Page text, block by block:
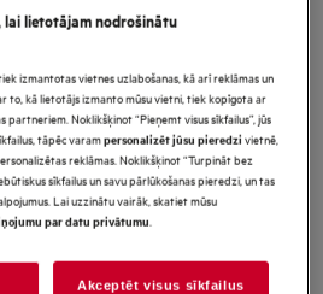
Trauku
pilnizmēra
SoftGrips satvērējiem un SoftSpikes
Tīrība viena cikla laikā ar MaxiFlex.
lietotājam nodrošinātu
izmantotas vietnes uzlabošanas, kā arī reklāmas un
to, kā lietotājs izmanto mūsu vietni, tiek kopīgota ar
partneriem. Noklikšķinot “Pieņemt visus sīkfailus”, jūs
tāpēc varampersonalizēt jūsu pieredzivietnē,
reklāmas. Noklikšķinot “Turpināt bez
sīkfailus un savu pārlūkošanas pieredzi, un tas
Lai uzzinātu vairāk, skatiet mūsu
par datu privātumu.
Akceptēt visus sīkfailus